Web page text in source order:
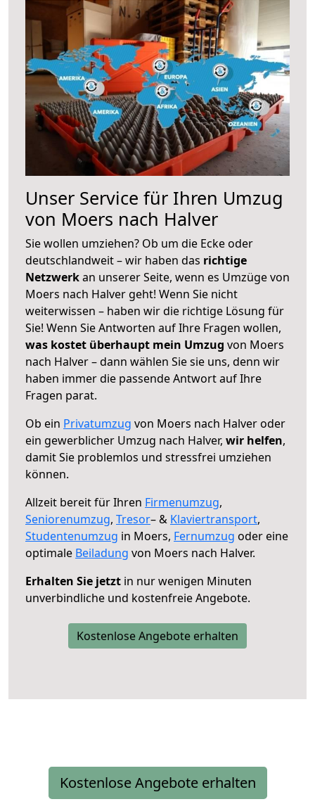
Unser Service für Ihren Umzug
von Moers nach Halver
Sie wollen umziehen? Ob um die Ecke oder
deutschlandweit – wir haben das richtige
Netzwerkan unserer Seite, wenn es Umzüge von
Moers nach Halver geht! Wenn Sie nicht
weiterwissen – haben wir die richtige Lösung für
Sie! Wenn Sie Antworten auf Ihre Fragen wollen,
was kostet überhaupt mein Umzug von Moers
nach Halver – dann wählen Sie sie uns, denn wir
haben immer die passende Antwort auf Ihre
Fragen parat.
Ob ein Privatumzug von Moers nach Halver oder
ein gewerblicher Umzug nach Halver, wir helfen,
damit Sie problemlos und stressfrei umziehen
können.
Allzeit bereit für Ihren Firmenumzug,
Seniorenumzug, Tresor– & Klaviertransport,
Studentenumzug in Moers, Fernumzug oder eine
optimale Beiladung von Moers nach Halver.
Erhalten Sie jetzt in nur wenigen Minuten
unverbindliche und kostenfreie Angebote.
Kostenlose Angebote erhalten
Kostenlose Angebote erhalten